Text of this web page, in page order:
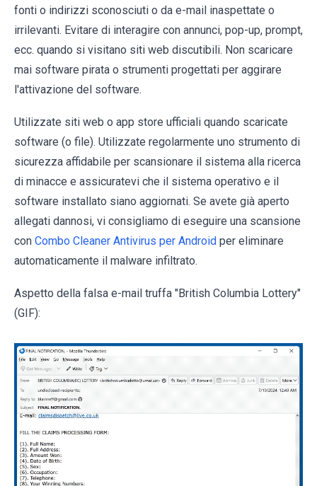
fonti o indirizzi sconosciuti o da e-mail inaspettate o
irrilevanti. Evitare di interagire con annunci, pop-up, prompt,
ecc. quando si visitano siti web discutibili. Non scaricare
mai software pirata o strumenti progettati per aggirare
l'attivazione del software.
Utilizzate siti web o app store ufficiali quando scaricate
software (o file). Utilizzate regolarmente uno strumento di
sicurezza affidabile per scansionare il sistema alla ricerca
di minacce e assicuratevi che il sistema operativo e il
software installato siano aggiornati. Se avete già aperto
allegati dannosi, vi consigliamo di eseguire una scansione
con Combo Cleaner Antivirus per Android per eliminare
automaticamente il malware infiltrato.
Aspetto della falsa e-mail truffa "British Columbia Lottery"
(GIF):